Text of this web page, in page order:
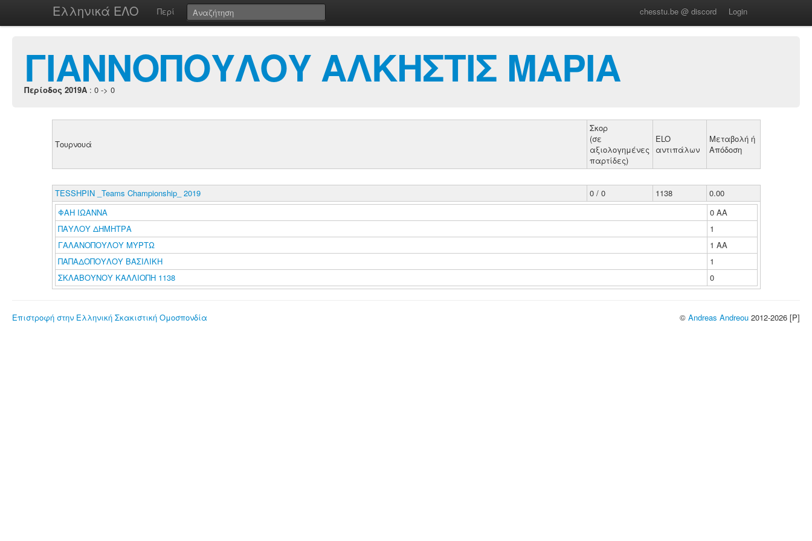
Ελληνικά ΕΛΟ Περί chesstu.be @ discord Login
ΓΙΑΝΝΟΠΟΥΛΟΥ ΑΛΚΗΣΤΙΣ ΜΑΡΙΑ
Περίοδος 2019A : 0 -> 0
Τουρνουά
Σκορ
(σε
αξιολογημένες
παρτίδες)
ELO
αντιπάλων
Μεταβολή ή
Απόδοση
TESSHPIN _Teams Championship_ 2019 0 / 0 1138
0.00
ΦΑΗ ΙΩΑΝΝΑ
0 ΑΑ
ΠΑΥΛΟΥ ΔΗΜΗΤΡΑ
1
ΓΑΛΑΝΟΠΟΥΛΟΥ ΜΥΡΤΩ
1 ΑΑ
ΠΑΠΑΔΟΠΟΥΛΟΥ ΒΑΣΙΛΙΚΗ
1
ΣΚΛΑΒΟΥΝΟΥ ΚΑΛΛΙΟΠΗ 1138
0
Επιστροφή στην Ελληνική Σκακιστική Ομοσπονδία © Andreas Andreou 2012-2026 [P]